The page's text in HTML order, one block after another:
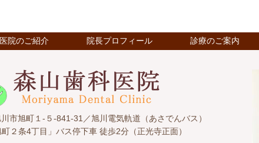
医院のご紹介 院長プロフィール 診療のご案内
市旭町１-５-841-31／旭川電気軌道（あさでんバス）
２条4丁目」バス停下車 徒歩2分（正光寺正面）